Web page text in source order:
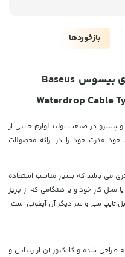
بازخوردها
Baseus
Waterdrop Cable
در صنعت تولید لوازم جانبی از
خود قدرت خود را در ارائه محصولات
دارای طول 130 سانتی متری می باشد که بسیار مناسب استفاده
محل کار خود و یا هنگامی که از پریز
تایپ سی و سر دیگر آن آیفونی است.
شده و کانکتور آن از زیبایی و